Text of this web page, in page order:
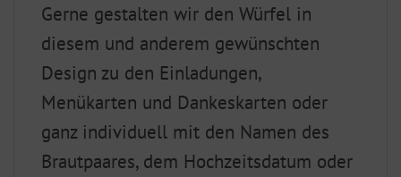
Gerne gestalten wir den Würfel in
diesem und anderem gewünschten
Design zu den Einladungen,
Menükarten und Dankeskarten oder
ganz individuell mit den Namen des
Brautpaares, dem Hochzeitsdatum oder